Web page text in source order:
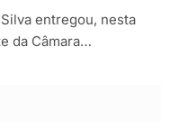
entregou, nesta
da Câmara…